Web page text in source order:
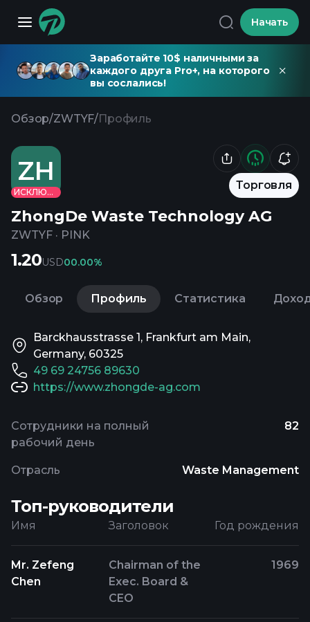
Начать
Заработайте 10$ наличными за
каждого друга Pro+, на которого
вы сослались!
Обзор/ZWTYF/Профиль
ZH
ИСКЛЮЧЕНО
Торговля
ZhongDe Waste Technology AG
ZWTYF · PINK
1.20USD00.00%
Обзор Профиль Статистика
Barckhausstrasse 1, Frankfurt am Main,
Germany, 60325
49 69 24756 89630
https://www.zhongde-ag.com
Сотрудники на полный
рабочий день
82
Отрасль Waste Management
Топ-руководители
Имя Заголовок Год рождения
Mr. Zefeng
Chen
Chairman of the
Exec. Board &
CEO
1969